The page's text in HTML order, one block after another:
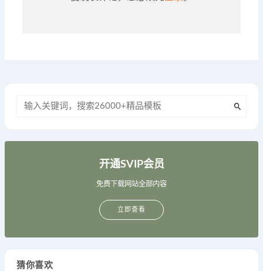
开通SVIP会员
免费下载网站全部内容
立即查看
猜你喜欢